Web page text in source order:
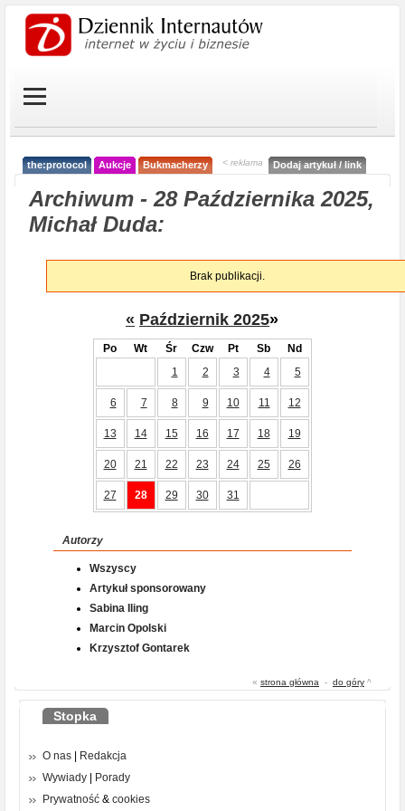
the:protocol Aukcje Bukmacherzy < reklama Dodaj artykuł / link
Archiwum - 28 Października 2025,
Michał Duda:
Brak publikacji.
« Październik 2025»
Po Wt Śr Czw Pt Sb
Nd
1
2 3 4 5
6 7 8 9 10 11 12
13 14 15 16 17 18 19
20 21 22 23 24 25 26
27 28 29 30 31
Autorzy
Wszyscy
Artykuł sponsorowany
Sabina Iling
Marcin Opolski
Krzysztof Gontarek
« strona główna - do góry ^
Stopka
O nas
Redakcja
Wywiady
Porady
Prywatność & cookies